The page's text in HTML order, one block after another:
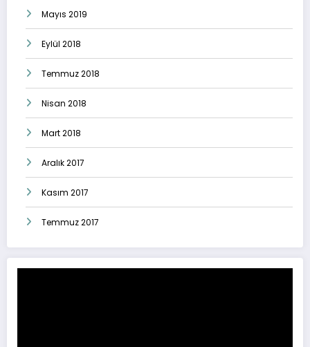
Mayıs 2019
Eylül 2018
Temmuz 2018
Nisan 2018
Mart 2018
Aralık 2017
Kasım 2017
Temmuz 2017